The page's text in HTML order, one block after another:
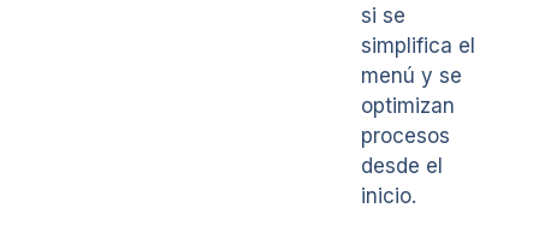
si se
simplifica el
menú y se
optimizan
procesos
desde el
inicio.